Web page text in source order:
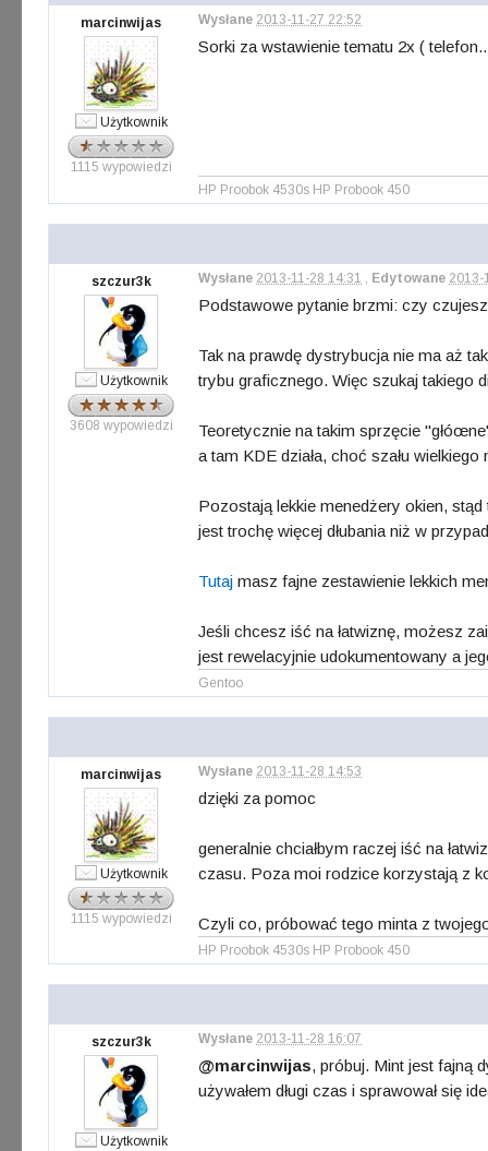
marcinwijas
Użytkownik
1115 wypowiedzi
Wysłane 2013-11-27 22:52
Sorki za wstawienie tematu 2x (
HP Proobok 4530s HP Probook 450
szczur3k
Użytkownik
3608 wypowiedzi
Wysłane 2013-11-28 14:31 , Edytowane 2013-
Podstawowe pytanie brzmi: czy
Tak na prawdę dystrybucja nie ma aż
trybu graficznego. Więc szukaj takiego
Teoretycznie na takim sprzęcie
a tam KDE działa, choć szału wielkiego
Pozostają lekkie menedżery okien,
jest trochę więcej dłubania niż w
Tutaj masz fajne zestawienie lekkich
Jeśli chcesz iść na łatwiznę, możesz
jest rewelacyjnie udokumentowany a
Gentoo
marcinwijas
Użytkownik
1115 wypowiedzi
Wysłane 2013-11-28 14:53
dzięki za pomoc
generalnie chciałbym raczej iść na
czasu. Poza moi rodzice korzystają z
Czyli co, próbować tego minta z
HP Proobok 4530s HP Probook 450
szczur3k
Użytkownik
Wysłane 2013-11-28 16:07
@marcinwijas, próbuj. Mint jest fajną
używałem długi czas i sprawował się